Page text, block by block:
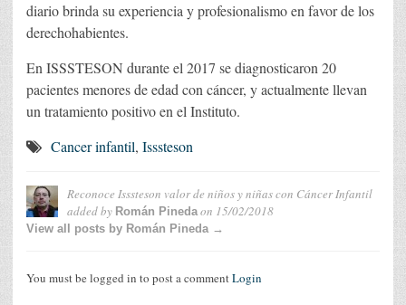
diario brinda su experiencia y profesionalismo en favor de los
derechohabientes.
En ISSSTESON durante el 2017 se diagnosticaron 20
pacientes menores de edad con cáncer, y actualmente llevan
un tratamiento positivo en el Instituto.
Cancer infantil, Isssteson
Reconoce Isssteson valor de niños y niñas con Cáncer Infantil
added by Román Pinedaon 15/02/2018
View all posts by Román Pineda →
You must be logged in to post a commentLogin